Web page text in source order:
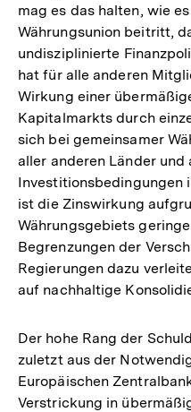
mag es das halten, wie
Währungsunion beitritt,
undisziplinierte
hat für alle anderen
Wirkung einer
Kapitalmarkts durch
sich bei gemeinsamer
aller anderen Länder und
Investitionsbedingungen
ist die Zinswirkung
Währungsgebiets
Begrenzungen der
Regierungen dazu
auf nachhaltige
Der hohe Rang der
zuletzt aus der
Europäischen
Verstrickung in